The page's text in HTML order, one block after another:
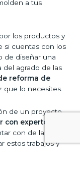
a tus
los productos y
si cuentas con los
de diseñar una
del agrado de las
reforma de
que lo necesites.
de un proyecto
con expertos
con de la
estos trabajos y